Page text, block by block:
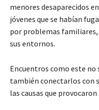
menores desaparecidos
jóvenes que se habían
por problemas
sus entornos.
Encuentros como este
también conectarlos con
las causas que